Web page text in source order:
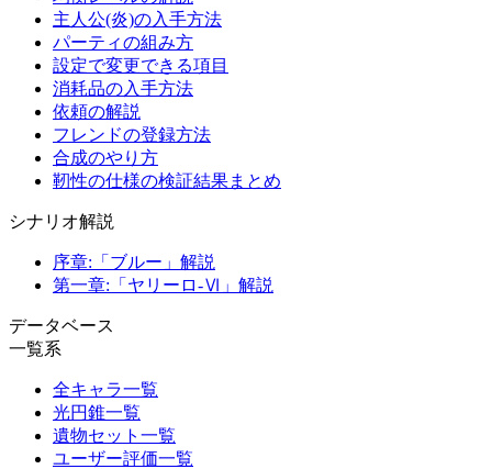
主人公(炎)の入手方法
パーティの組み方
設定で変更できる項目
消耗品の入手方法
依頼の解説
フレンドの登録方法
合成のやり方
靭性の仕様の検証結果まとめ
シナリオ解説
序章:「ブルー」解説
第一章:「ヤリーロ-Ⅵ」解説
データベース
一覧系
全キャラ一覧
光円錐一覧
遺物セット一覧
ユーザー評価一覧